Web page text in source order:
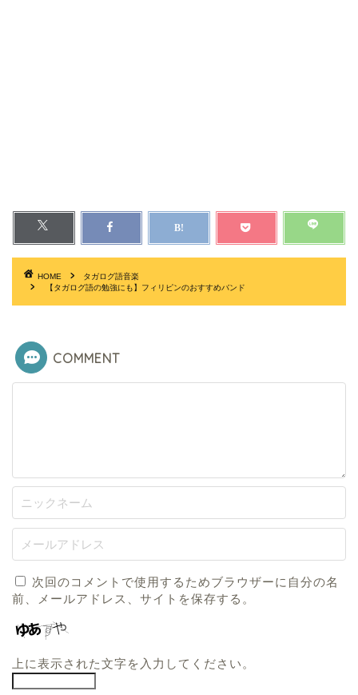
HOME
タガログ語音楽
【タガログ語の勉強にも】フィリピンのおすすめバンド
COMMENT
次回のコメントで使用するためブラウザーに自分の名
前、メールアドレス、サイトを保存する。
上に表示された文字を入力してください。